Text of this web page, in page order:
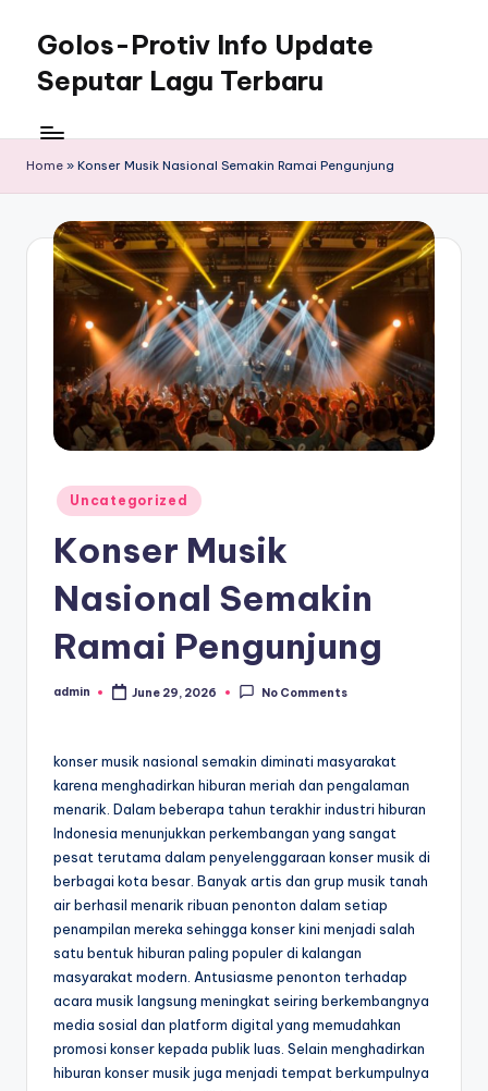
content
Golos-Protiv Info Update
Seputar Lagu Terbaru
Home » Konser Musik Nasional Semakin Ramai Pengunjung
Posted
in
Uncategorized
Konser Musik
Nasional Semakin
Ramai Pengunjung
Posted
admin June 29, 2026 No Comments
konser musik nasional semakin diminati masyarakat
karena menghadirkan hiburan meriah dan pengalaman
menarik. Dalam beberapa tahun terakhir industri hiburan
Indonesia menunjukkan perkembangan yang sangat
pesat terutama dalam penyelenggaraan konser musik di
berbagai kota besar. Banyak artis dan grup musik tanah
air berhasil menarik ribuan penonton dalam setiap
penampilan mereka sehingga konser kini menjadi salah
satu bentuk hiburan paling populer di kalangan
masyarakat modern. Antusiasme penonton terhadap
acara musik langsung meningkat seiring berkembangnya
media sosial dan platform digital yang memudahkan
promosi konser kepada publik luas. Selain menghadirkan
hiburan konser musik juga menjadi tempat berkumpulnya